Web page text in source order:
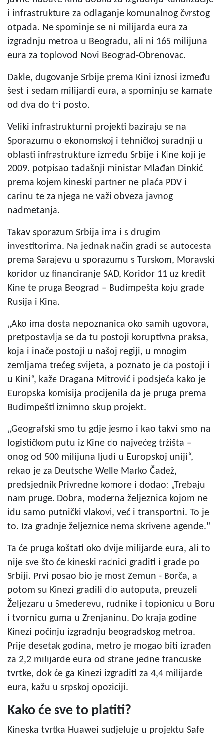
i infrastrukture za odlaganje komunalnog čvrstog
otpada. Ne spominje se ni milijarda eura za
izgradnju metroa u Beogradu, ali ni 165 milijuna
eura za toplovod Novi Beograd-Obrenovac.
Dakle, dugovanje Srbije prema Kini iznosi između
šest i sedam milijardi eura, a spominju se kamate
od dva do tri posto.
Veliki infrastrukturni projekti baziraju se na
Sporazumu o ekonomskoj i tehničkoj suradnji u
oblasti infrastrukture između Srbije i Kine koji je
2009. potpisao tadašnji ministar Mlađan Dinkić
prema kojem kineski partner ne plaća PDV i
carinu te za njega ne važi obveza javnog
nadmetanja.
Takav sporazum Srbija ima i s drugim
investitorima. Na jednak način gradi se autocesta
prema Sarajevu u sporazumu s Turskom, Moravski
koridor uz financiranje SAD, Koridor 11 uz kredit
Kine te pruga Beograd – Budimpešta koju grade
Rusija i Kina.
„Ako ima dosta nepoznanica oko samih ugovora,
pretpostavlja se da tu postoji koruptivna praksa,
koja i inače postoji u našoj regiji, u mnogim
zemljama trećeg svijeta, a poznato je da postoji i
u Kini“, kaže Dragana Mitrović i podsjeća kako je
Europska komisija procijenila da je pruga prema
Budimpešti iznimno skup projekt.
„Geografski smo tu gdje jesmo i kao takvi smo na
logističkom putu iz Kine do najvećeg tržišta –
onog od 500 milijuna ljudi u Europskoj uniji“,
rekao je za Deutsche Welle Marko Čadež,
predsjednik Privredne komore i dodao: „Trebaju
nam pruge. Dobra, moderna željeznica kojom ne
idu samo putnički vlakovi, već i transportni. To je
to. Iza gradnje željeznice nema skrivene agende."
Ta će pruga koštati oko dvije milijarde eura, ali to
nije sve što će kineski radnici graditi i grade po
Srbiji. Prvi posao bio je most Zemun - Borča, a
potom su Kinezi gradili dio autoputa, preuzeli
Željezaru u Smederevu, rudnike i topionicu u Boru
i tvornicu guma u Zrenjaninu. Do kraja godine
Kinezi počinju izgradnju beogradskog metroa.
Prije desetak godina, metro je mogao biti izrađen
za 2,2 milijarde eura od strane jedne francuske
tvrtke, dok će ga Kinezi izgraditi za 4,4 milijarde
eura, kažu u srpskoj opoziciji.
Kako će sve to platiti?
Kineska tvrtka Huawei sudjeluje u projektu Safe